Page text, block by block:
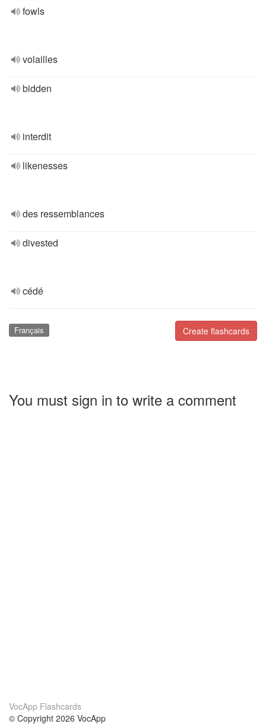
fowls
volailles
bidden
interdit
likenesses
des ressemblances
divested
cédé
Create flashcards
Français
You must sign in to write a comment
VocApp Flashcards
© Copyright 2026 VocApp